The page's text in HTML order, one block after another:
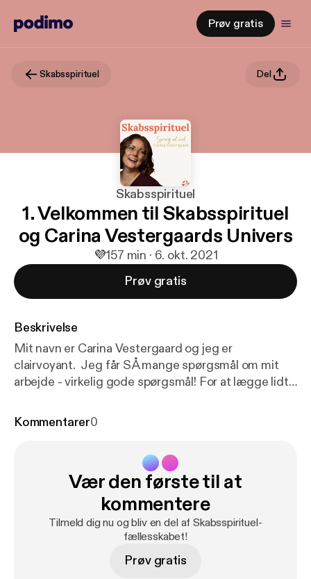
Prøv gratis
Skabsspirituel Del
Skabsspirituel
1. Velkommen til Skabsspirituel
og Carina Vestergaards Univers
💜157 min · 6. okt. 2021
Prøv gratis
Beskrivelse
Mit navn er Carina Vestergaard og jeg er
clairvoyant. Jeg får SÅ mange spørgsmål om mit
arbejde - virkelig gode spørgsmål! For at lægge lidt
ladet mig interviewe af min kære søster - Pernille
omtaler i podcasten er den der er linket til lige her:
ttps://www.facebook.com/groups/carinavestergaar
Kommentarer0
Vær den første til at
kommentere
Tilmeld dig nu og bliv en del af Skabsspirituel-
fællesskabet!
Prøv gratis